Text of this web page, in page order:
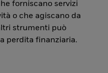
forniscano servizi
o che agiscano da
strumenti può
perdita finanziaria.